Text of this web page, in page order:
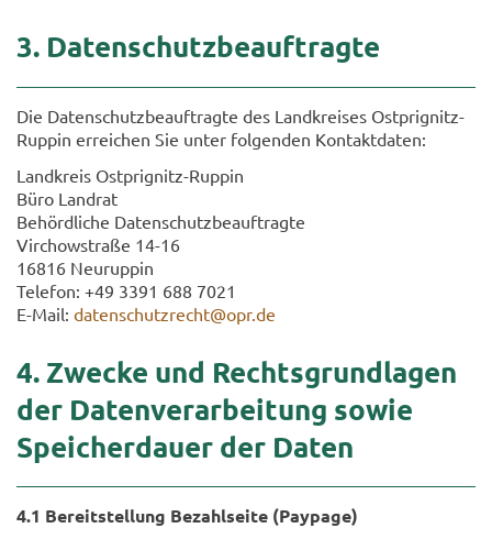
3. Da­ten­schutz­be­auf­trag­te
Die Da­ten­schutz­be­auf­trag­te des Land­krei­ses Ostprignitz-​
Ruppin er­rei­chen Sie unter fol­gen­den Kon­takt­da­ten:
Land­kreis Ostprignitz-​Ruppin
Büro Land­rat
Be­hörd­li­che Da­ten­schutz­be­auf­trag­te
Virch­ow­stra­ße 14-16
16816 Neu­rup­pin
Te­le­fon: +49 3391 688 7021
E-​Mail: da­ten­schutz­recht@opr.de
4. Zwe­cke und Rechts­grund­la­gen
der Da­ten­ver­ar­bei­tung sowie
Spei­cher­dau­er der Daten
4.1 Be­reit­stel­lung Be­zahl­sei­te (Pay­page)